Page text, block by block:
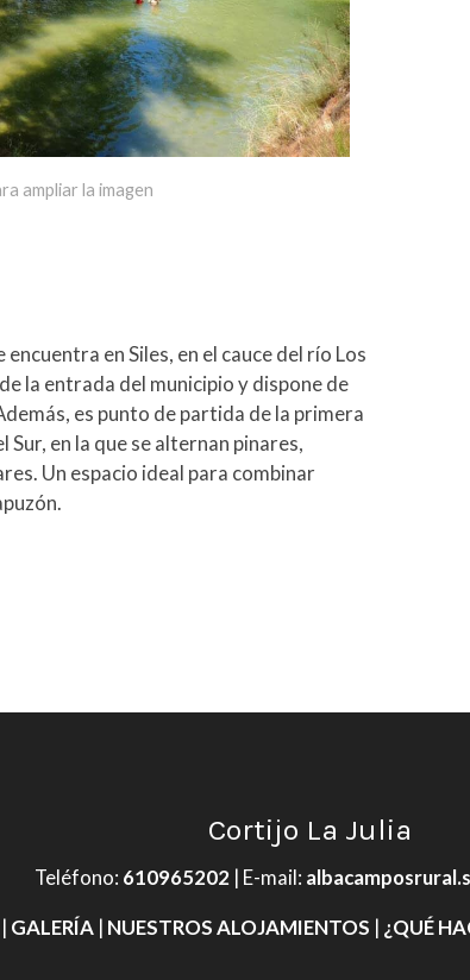
ampliar la imagen
en Siles, en el cauce del río Los
la entrada del municipio y dispone de
es punto de partida de la primera
en la que se alternan pinares,
Un espacio ideal para combinar
Cortijo La Julia
Teléfono: 610965202 | E-mail:
| GALERÍA | NUESTROS ALOJAMIENTOS | ¿QUÉ